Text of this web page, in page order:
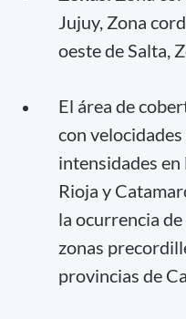
Jujuy, Zona
oeste de Salta,
El área de
con
intensidades en
Rioja y
la ocurrencia
zonas
provincias de